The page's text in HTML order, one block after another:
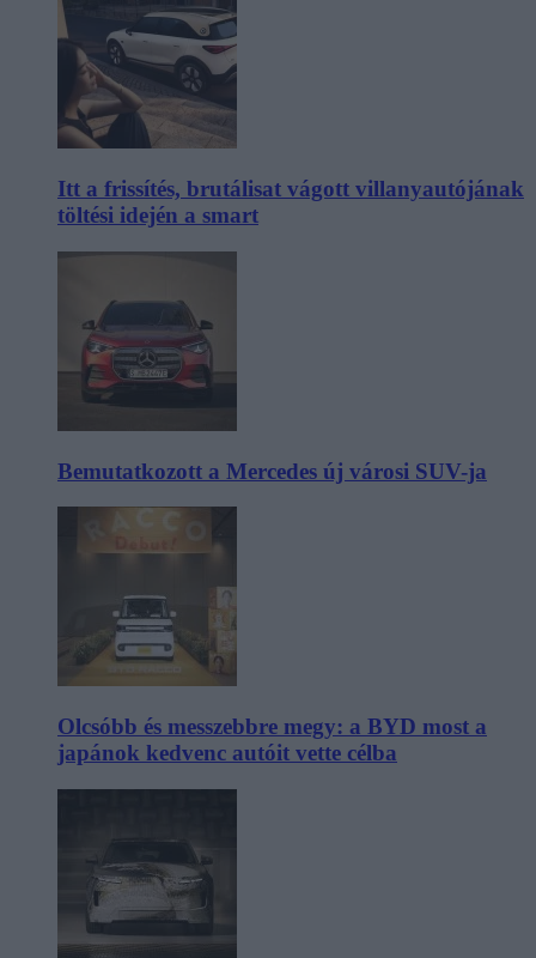
Itt a frissítés, brutálisat vágott villanyautójának
töltési idején a smart
Bemutatkozott a Mercedes új városi SUV-ja
Olcsóbb és messzebbre megy: a BYD most a
japánok kedvenc autóit vette célba